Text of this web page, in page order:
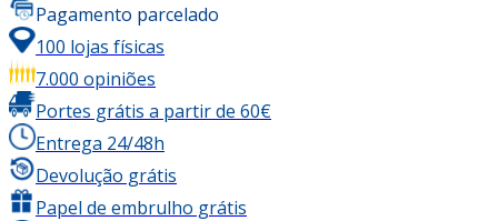
Pagamento parcelado
100 lojas físicas
7.000 opiniões
Portes grátis a partir de 60€
Entrega 24/48h
Devolução grátis
Papel de embrulho grátis